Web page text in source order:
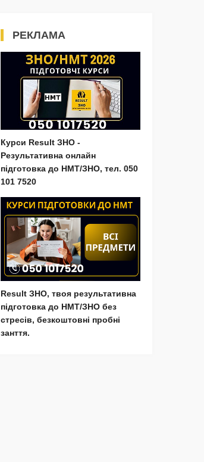
РЕКЛАМА
Курси Result ЗНО -
Результативна онлайн
підготовка до НМТ/ЗНО, тел. 050
101 7520
Result ЗНО, твоя результативна
підготовка до НМТ/ЗНО без
стресів, безкоштовні пробні
занття.